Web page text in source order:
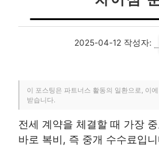
2025-04-12 작성자:
이 포스팅은 파트너스 활동의 일환으로, 이
받습니다.
전세 계약을 체결할 때 가장
바로 복비, 즉 중개 수수료입